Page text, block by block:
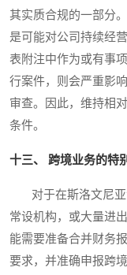
其实质合规的一部分
是可能对公司持续经
表附注中作为或有事
行案件，则会严重影
审查。因此，维持相
条件。
十三、 跨境业务的特
对于在斯洛文尼亚
常设机构，或大量进
能需要准备合并财务
要求，并准确申报跨